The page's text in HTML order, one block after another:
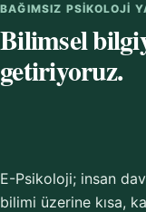
BAĞIMSIZ PSIKOLOJI
Bilimsel
getiriyoruz.
E-Psikoloji; insan
bilimi üzerine kısa,